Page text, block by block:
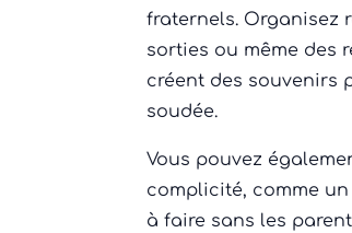
fraternels. Organisez
sorties ou même des
créent des souvenirs
soudée.
Vous pouvez
complicité, comme
à faire sans les